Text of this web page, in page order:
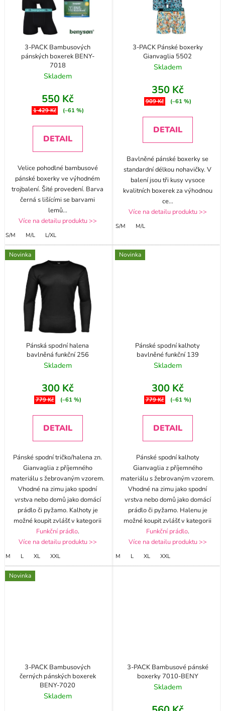
3-PACK Bambusových
pánských boxerek BENY-
7018
Skladem
550 Kč
1 429 Kč (–61 %)
DETAIL
Velice pohodlné bambusové
pánské boxerky ve výhodném
trojbalení. Šité provedení. Barva
černá s lišícími se barvami
lemů...
Více na detailu produktu >>
S/M M/L L/XL
3-PACK Pánské boxerky
Gianvaglia 5502
Skladem
350 Kč
909 Kč (–61 %)
DETAIL
Bavlněné pánské boxerky se
standardní délkou nohavičky. V
balení jsou tři kusy vysoce
kvalitních boxerek za výhodnou
ce...
Více na detailu produktu >>
S/M M/L
Novinka
Pánská spodní halena
bavlněná funkční 256
Skladem
300 Kč
779 Kč (–61 %)
DETAIL
Pánské spodní tričko/halena zn.
Gianvaglia z příjemného
materiálu s žebrovaným vzorem.
Vhodné na zimu jako spodní
vrstva nebo domů jako domácí
prádlo či pyžamo. Kalhoty je
možné koupit zvlášť v kategorii
Funkční prádlo.
Více na detailu produktu >>
M L XL XXL
Novinka
Pánské spodní kalhoty
bavlněné funkční 139
Skladem
300 Kč
779 Kč (–61 %)
DETAIL
Pánské spodní kalhoty
Gianvaglia z příjemného
materiálu s žebrovaným vzorem.
Vhodné na zimu jako spodní
vrstva nebo domů jako domácí
prádlo či pyžamo. Halenu je
možné koupit zvlášť v kategorii
Funkční prádlo.
Více na detailu produktu >>
M L XL XXL
Novinka
3-PACK Bambusových
černých pánských boxerek
BENY-7020
Skladem
3-PACK Bambusové pánské
boxerky 7010-BENY
Skladem